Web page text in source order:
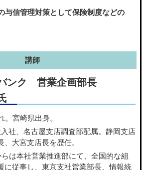
与信管理対策として保険制度などの
講師
ンク 営業企画部長
。宮崎県出身。
社、名古屋支店調査部配属。静岡支店
、大宮支店長を歴任。
は本社営業推進部にて、全国的な組
に従事し、東京支社営業部長、情報統